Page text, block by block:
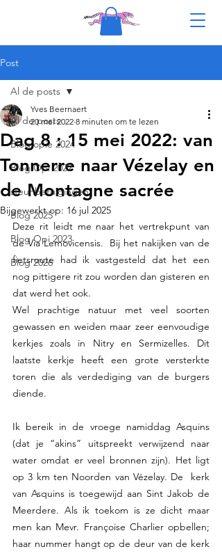
Post
Al de posts
Blog opie 2024
Blog Opi 2022
steunbetuigingen
Blog 2025
Blog Opi 2023
Blog 2026
Al de posts
Dag 8 : 15 mei 2022: van
Tonnerre naar Vézelay en
de Montagne sacrée
Yves Beernaert
20 mei 2022 8 minuten om te lezen
Bijgewerkt op: 16 jul 2025
Deze rit leidt me naar het vertrekpunt van
de Via Lemovicensis.  Bij het nakijken van de
fietsroute had ik vastgesteld dat het een
nog pittigere rit zou worden dan gisteren en
dat werd het ook.
Wel prachtige natuur met veel soorten
gewassen en weiden maar zeer eenvoudige
kerkjes zoals in Nitry en Sermizelles. Dit
laatste kerkje heeft een grote versterkte
toren die als verdediging van de burgers
diende.
Ik bereik in de vroege namiddag Asquins
(dat je “akins” uitspreekt verwijzend naar
water omdat er veel bronnen zijn). Het ligt
op 3 km ten Noorden van Vézelay. De  kerk
van Asquins is toegewijd aan Sint Jakob de
Meerdere. Als ik toekom is ze dicht maar
men kan Mevr. Françoise Charlier opbellen;
haar nummer hangt op de deur van de kerk